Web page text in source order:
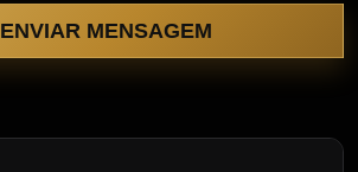
ENVIAR MENSAGEM